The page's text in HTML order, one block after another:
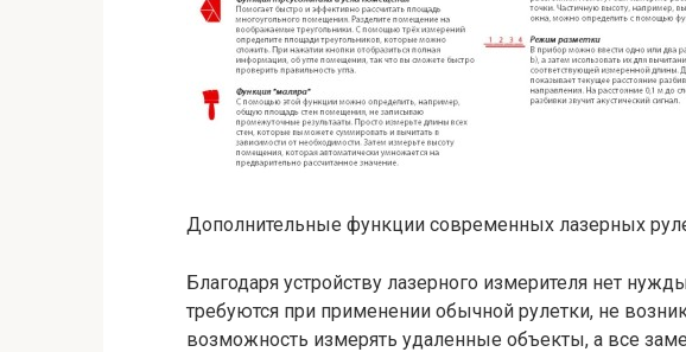
Дополнительные функции современных лазерных
Благодаря устройству лазерного измерителя нет
требуются при применении обычной рулетки, не
возможность измерять удаленные объекты, а все